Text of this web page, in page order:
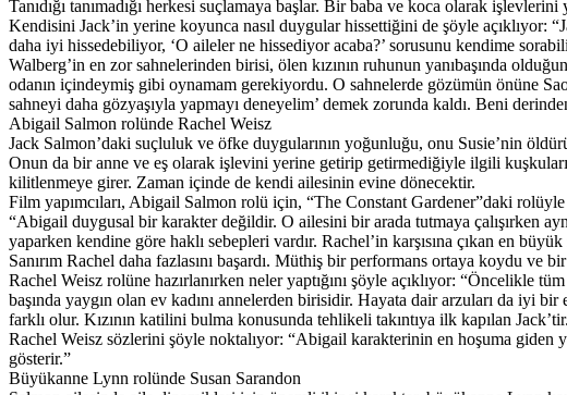
Tanıdığı tanımadığı herkesi suçlamaya başlar. Bir baba ve koca olarak
Kendisini Jack’in yerine koyunca nasıl duygular hissettiğini de şöyle açıklıyor:
daha iyi hissedebiliyor, ‘O aileler ne hissediyor acaba?’ sorusunu kendime
Walberg’in en zor sahnelerinden birisi, ölen kızının ruhunun yanıbaşında
odanın içindeymiş gibi oynamam gerekiyordu. O sahnelerde gözümün önüne
sahneyi daha gözyaşıyla yapmayı deneyelim’ demek zorunda kaldı. Beni
Abigail Salmon rolünde Rachel Weisz
Jack Salmon’daki suçluluk ve öfke duygularının yoğunluğu, onu Susie’nin
Onun da bir anne ve eş olarak işlevini yerine getirip getirmediğiyle ilgili
kilitlenmeye girer. Zaman içinde de kendi ailesinin evine dönecektir.
Film yapımcıları, Abigail Salmon rolü için, “The Constant Gardener”daki
“Abigail duygusal bir karakter değildir. O ailesini bir arada tutmaya çalışırken
yaparken kendine göre haklı sebepleri vardır. Rachel’in karşısına çıkan en
Sanırım Rachel daha fazlasını başardı. Müthiş bir performans ortaya koydu ve
Rachel Weisz rolüne hazırlanırken neler yaptığını şöyle açıklıyor: “Öncelikle
başında yaygın olan ev kadını annelerden birisidir. Hayata dair arzuları da iyi
farklı olur. Kızının katilini bulma konusunda tehlikeli takıntıya ilk kapılan
Rachel Weisz sözlerini şöyle noktalıyor: “Abigail karakterinin en hoşuma giden
gösterir.”
Büyükanne Lynn rolünde Susan Sarandon